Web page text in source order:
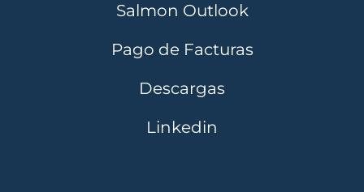
Salmon Outlook
Pago de Facturas
Descargas
Linkedin